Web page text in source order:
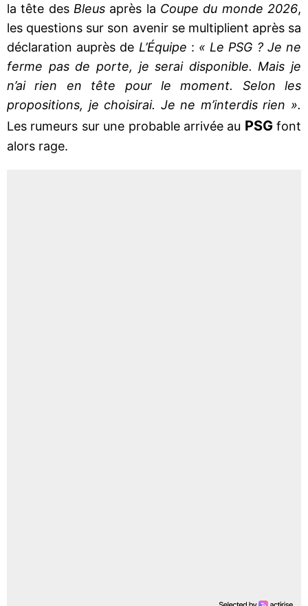
la tête des Bleus après la Coupe du monde 2026,
les questions sur son avenir se multiplient après sa
déclaration auprès de L’Équipe : « Le PSG ? Je ne
ferme pas de porte, je serai disponible. Mais je
n’ai rien en tête pour le moment. Selon les
propositions, je choisirai. Je ne m’interdis rien ».
Les rumeurs sur une probable arrivée au PSGfont
alors rage.